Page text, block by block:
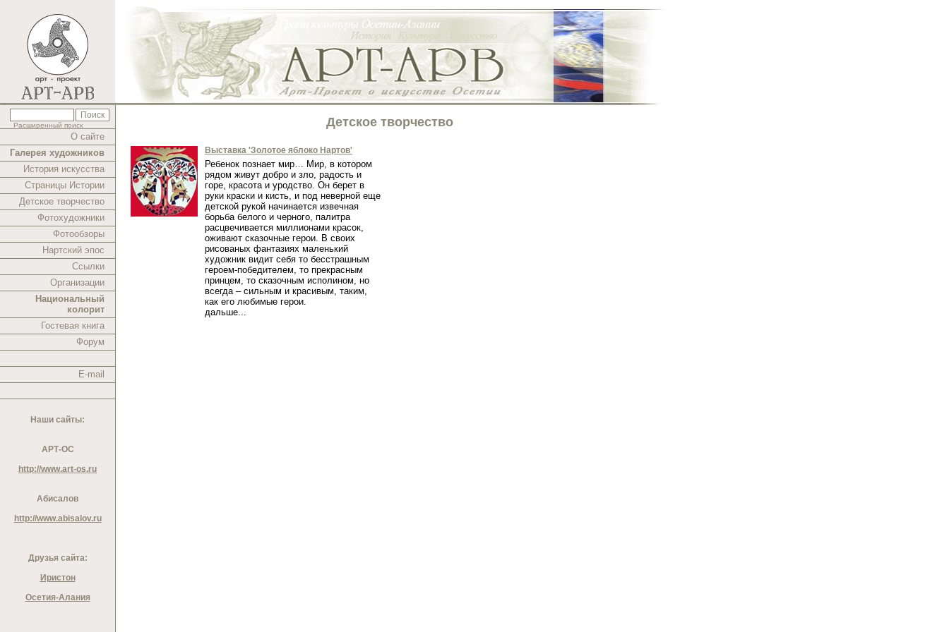
Расширенный поиск
О сайте
Галерея художников
История искусства
Страницы Истории
Детское творчество
Фотохудожники
Фотообзоры
Нартский эпос
Ссылки
Организации
Национальный
колорит
Гостевая книга
Форум
E-mail
Наши сайты:
АРТ-ОС
http://www.art-os.ru
Абисалов
http://www.abisalov.ru
Друзья сайта:
Иристон
Осетия-Алания
Детское творчество
Выставка 'Золотое яблоко Нартов'
Ребенок познает мир… Мир, в котором
рядом живут добро и зло, радость и
горе, красота и уродство. Он берет в
руки краски и кисть, и под неверной еще
детской рукой начинается извечная
борьба белого и черного, палитра
расцвечивается миллионами красок,
оживают сказочные герои. В своих
рисованых фантазиях маленький
художник видит себя то бесстрашным
героем-победителем, то прекрасным
принцем, то сказочным исполином, но
всегда – сильным и красивым, таким,
как его любимые герои.
дальше...